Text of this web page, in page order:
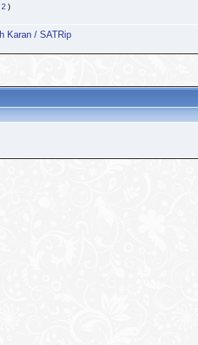
2 )
Karan / SATRip